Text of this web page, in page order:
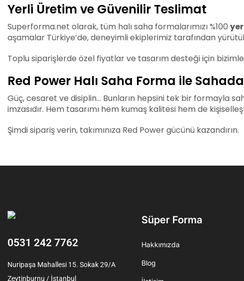
Yerli Üretim ve Güvenilir Teslimat
Superforma.net olarak, tüm halı saha formalarımızı %100
aşamalar Türkiye’de, deneyimli ekiplerimiz tarafından
Toplu siparişlerde özel fiyatlar ve tasarım desteği için
Red Power Halı Saha Forma ile
Güç, cesaret ve disiplin… Bunların hepsini tek bir formayla
imzasıdır. Hem tasarımı hem kumaş kalitesi hem de
Şimdi sipariş verin, takımınıza Red Power gücünü kazandırın.
0531 242 7762
Nuripaşa Mahallesi 15. Sokak 29/A
Zeytinburnu / İstanbul
Süper Forma
Hakkımızda
Blog